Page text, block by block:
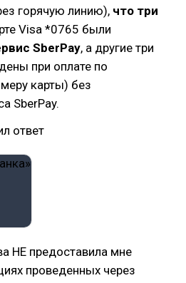
горячую линию), что три
Visa *0765 были
SberPay, а другие три
при оплате по
карты) без
SberPay.
ответ
НЕ предоставила мне
проведенных через